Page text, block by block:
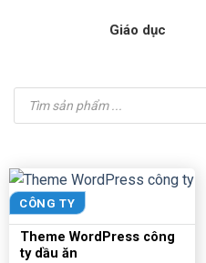
Giáo dục
Tìm
kiếm
sản
CÔNG TY
Theme WordPress công
ty dầu ăn